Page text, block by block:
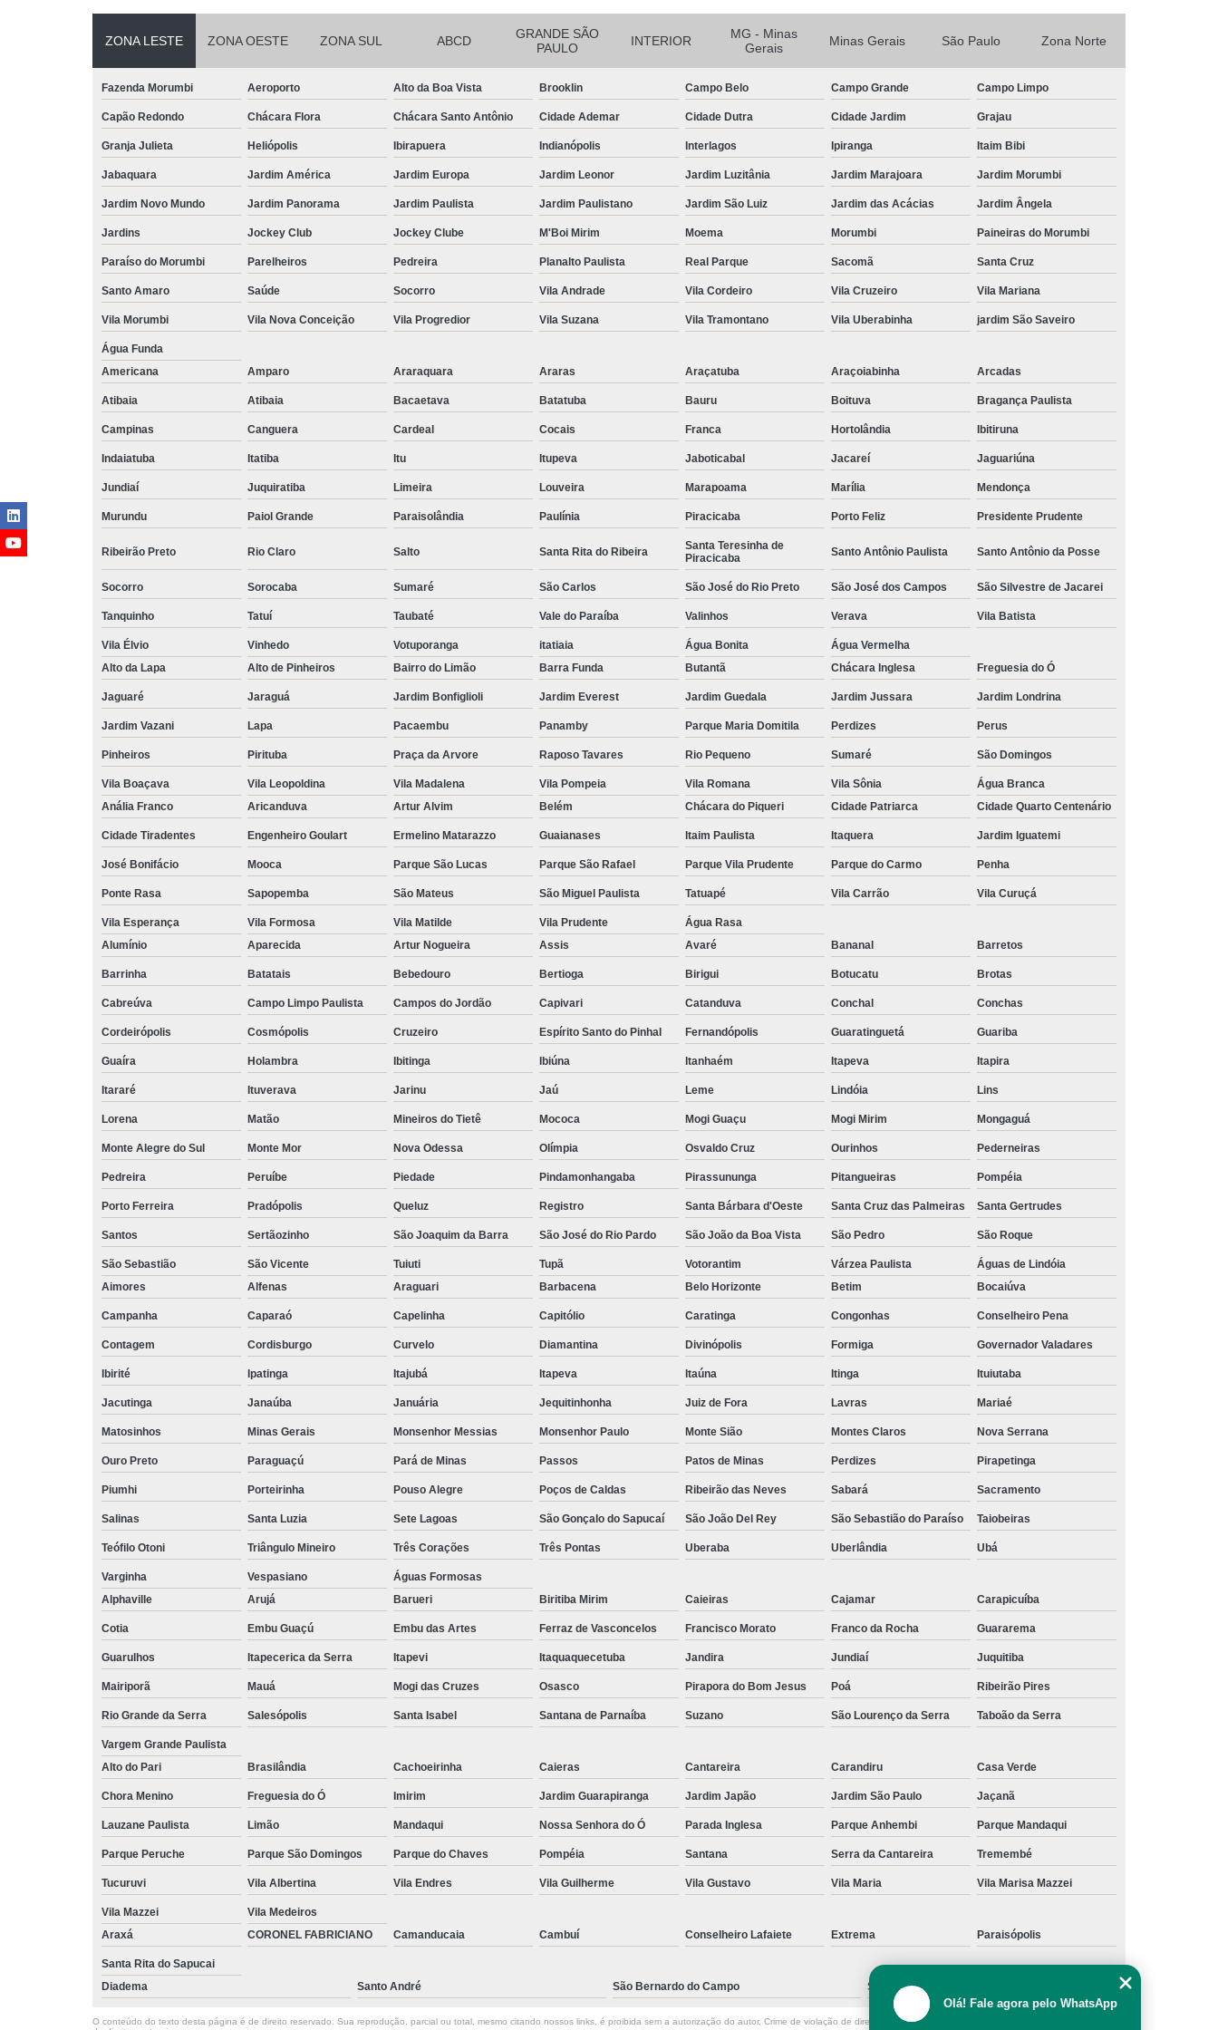
Tratamento de Ar Comprimido Unidade
Unidade de Tratamento de Ar Comprimido
Tubo Alumínio Ar Comprimido
Tubo Alumínio para Ar Comprimido
Tubo Ar Comprimido Alumínio
Tubo de Alumínio Ar Comprimido
Tubo de Alumínio Azul para Ar Comprimido
Tubo de Alumínio de Ar Comprimido
Tubo de Alumínio para Ar Comprimido
Tubo de Alumínio para Rede de Ar Comprimido
Tubo em Alumínio Ar Comprimido
Tubo em Alumínio para Ar Comprimido
Tubo para Ar Comprimido em Alumínio
Tubulação de Ar Comprimido em Alumínio
Tubulação em Alumínio Azul
Tubulação em Alumínio para Rede de Ar Comprimido
Tubulação em Alumínio Parker
Tubulação em Alumínio Vantagens
Tubulação para Ar Comprimido em Alumínio
Tubulação Transair em Alumínio
ZONA LESTE ZONA OESTE ZONA SUL ABCD
GRANDE SÃO
PAULO
INTERIOR
MG - Minas
Gerais
Minas Gerais São Paulo Zona Norte
Fazenda Morumbi Aeroporto Alto da Boa Vista Brooklin Campo Belo Campo Grande Campo Limpo
Capão Redondo Chácara Flora Chácara Santo Antônio Cidade Ademar Cidade Dutra Cidade Jardim Grajau
Granja Julieta Heliópolis Ibirapuera Indianópolis Interlagos Ipiranga Itaim Bibi
Jabaquara Jardim América Jardim Europa Jardim Leonor Jardim Luzitânia Jardim Marajoara Jardim Morumbi
Jardim Novo Mundo Jardim Panorama Jardim Paulista Jardim Paulistano Jardim São Luiz Jardim das Acácias Jardim Ângela
Jardins Jockey Club Jockey Clube M'Boi Mirim Moema Morumbi Paineiras do Morumbi
Paraíso do Morumbi Parelheiros Pedreira Planalto Paulista Real Parque Sacomã Santa Cruz
Santo Amaro Saúde Socorro Vila Andrade Vila Cordeiro Vila Cruzeiro Vila Mariana
Vila Morumbi Vila Nova Conceição Vila Progredior Vila Suzana Vila Tramontano Vila Uberabinha jardim São Saveiro
Água Funda
Americana
Amparo Araraquara Araras Araçatuba Araçoiabinha Arcadas
Atibaia Atibaia Bacaetava Batatuba Bauru Boituva Bragança Paulista
Campinas Canguera Cardeal Cocais Franca Hortolândia Ibitiruna
Indaiatuba Itatiba Itu Itupeva Jaboticabal Jacareí Jaguariúna
Jundiaí Juquiratiba Limeira Louveira Marapoama Marília Mendonça
Murundu Paiol Grande Paraisolândia Paulínia Piracicaba Porto Feliz Presidente Prudente
Ribeirão Preto Rio Claro Salto Santa Rita do Ribeira
Santa Teresinha de
Piracicaba
Santo Antônio Paulista Santo Antônio da Posse
Socorro Sorocaba Sumaré São Carlos São José do Rio Preto São José dos Campos São Silvestre de Jacarei
Tanquinho Tatuí Taubaté Vale do Paraíba Valinhos Verava Vila Batista
Vila Élvio Vinhedo Votuporanga itatiaia Água Bonita
Água Vermelha
Alto da Lapa
Alto de Pinheiros Bairro do Limão Barra Funda Butantã Chácara Inglesa Freguesia do Ó
Jaguaré Jaraguá Jardim Bonfiglioli Jardim Everest Jardim Guedala Jardim Jussara Jardim Londrina
Jardim Vazani Lapa Pacaembu Panamby Parque Maria Domitila Perdizes Perus
Pinheiros Pirituba Praça da Arvore Raposo Tavares Rio Pequeno Sumaré São Domingos
Vila Boaçava Vila Leopoldina Vila Madalena Vila Pompeia Vila Romana Vila Sônia
Água Branca
Anália Franco
Aricanduva Artur Alvim Belém Chácara do Piqueri Cidade Patriarca Cidade Quarto Centenário
Cidade Tiradentes Engenheiro Goulart Ermelino Matarazzo Guaianases Itaim Paulista Itaquera Jardim Iguatemi
José Bonifácio Mooca Parque São Lucas Parque São Rafael Parque Vila Prudente Parque do Carmo Penha
Ponte Rasa Sapopemba São Mateus São Miguel Paulista Tatuapé Vila Carrão Vila Curuçá
Vila Esperança Vila Formosa Vila Matilde Vila Prudente
Água Rasa
Alumínio
Aparecida Artur Nogueira Assis Avaré Bananal Barretos
Barrinha Batatais Bebedouro Bertioga Birigui Botucatu Brotas
Cabreúva Campo Limpo Paulista Campos do Jordão Capivari Catanduva Conchal Conchas
Cordeirópolis Cosmópolis Cruzeiro Espírito Santo do Pinhal Fernandópolis Guaratinguetá Guariba
Guaíra Holambra Ibitinga Ibiúna Itanhaém Itapeva Itapira
Itararé Ituverava Jarinu Jaú Leme Lindóia Lins
Lorena Matão Mineiros do Tietê Mococa Mogi Guaçu Mogi Mirim Mongaguá
Monte Alegre do Sul Monte Mor Nova Odessa Olímpia Osvaldo Cruz Ourinhos Pederneiras
Pedreira Peruíbe Piedade Pindamonhangaba Pirassununga Pitangueiras Pompéia
Porto Ferreira Pradópolis Queluz Registro Santa Bárbara d'Oeste Santa Cruz das Palmeiras Santa Gertrudes
Santos Sertãozinho São Joaquim da Barra São José do Rio Pardo São João da Boa Vista São Pedro São Roque
São Sebastião São Vicente Tuiuti Tupã Votorantim Várzea Paulista
Águas de Lindóia
Aimores
Alfenas Araguari Barbacena Belo Horizonte Betim Bocaiúva
Campanha Caparaó Capelinha Capitólio Caratinga Congonhas Conselheiro Pena
Contagem Cordisburgo Curvelo Diamantina Divinópolis Formiga Governador Valadares
Ibirité Ipatinga Itajubá Itapeva Itaúna Itinga Ituiutaba
Jacutinga Janaúba Januária Jequitinhonha Juiz de Fora Lavras Mariaé
Matosinhos Minas Gerais Monsenhor Messias Monsenhor Paulo Monte Sião Montes Claros Nova Serrana
Ouro Preto Paraguaçú Pará de Minas Passos Patos de Minas Perdizes Pirapetinga
Piumhi Porteirinha Pouso Alegre Poços de Caldas Ribeirão das Neves Sabará Sacramento
Salinas Santa Luzia Sete Lagoas São Gonçalo do Sapucaí São João Del Rey São Sebastião do Paraíso Taiobeiras
Teófilo Otoni Triângulo Mineiro Três Corações Três Pontas Uberaba Uberlândia Ubá
Varginha Vespasiano
Águas Formosas
Alphaville
Arujá Barueri Biritiba Mirim Caieiras Cajamar Carapicuíba
Cotia Embu Guaçú Embu das Artes Ferraz de Vasconcelos Francisco Morato Franco da Rocha Guararema
Guarulhos Itapecerica da Serra Itapevi Itaquaquecetuba Jandira Jundiaí Juquitiba
Mairiporã Mauá Mogi das Cruzes Osasco Pirapora do Bom Jesus Poá Ribeirão Pires
Rio Grande da Serra Salesópolis Santa Isabel Santana de Parnaíba Suzano São Lourenço da Serra Taboão da Serra
Vargem Grande Paulista
Alto do Pari
Brasilândia Cachoeirinha Caieras Cantareira Carandiru Casa Verde
Chora Menino Freguesia do Ó Imirim Jardim Guarapiranga Jardim Japão Jardim São Paulo Jaçanã
Lauzane Paulista Limão Mandaqui Nossa Senhora do Ó Parada Inglesa Parque Anhembi Parque Mandaqui
Parque Peruche Parque São Domingos Parque do Chaves Pompéia Santana Serra da Cantareira Tremembé
Tucuruvi Vila Albertina Vila Endres Vila Guilherme Vila Gustavo Vila Maria Vila Marisa Mazzei
Vila Mazzei
Vila Medeiros
Araxá
CORONEL FABRICIANO Camanducaia Cambuí Conselheiro Lafaiete Extrema Paraisópolis
Santa Rita do Sapucai
Diadema
Santo André São Bernardo do Campo São Caetano do Sul
O conteúdo do texto desta página é de direito reservado. Sua reprodução, parcial ou total, mesmo citando nossos links, é proibida sem a autorização do autor. Crime de violação de direito autoral – artigo 184 do Código Penal –
Olá! Fale agora pelo WhatsApp